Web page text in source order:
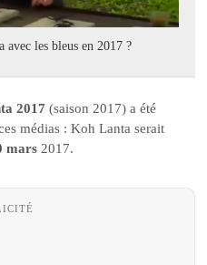
avec les bleus en 2017 ?
2017 (saison 2017) a été
médias : Koh Lanta serait
mars 2017.